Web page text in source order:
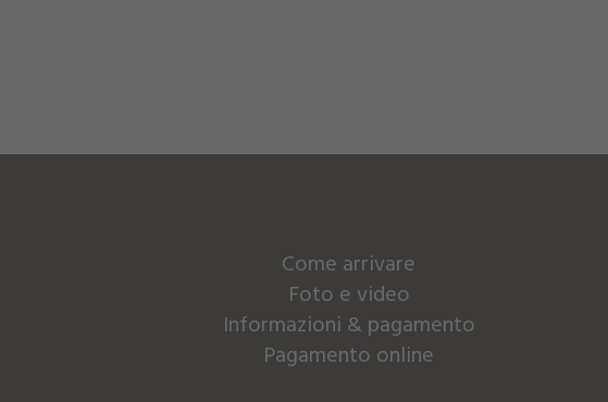
Come arrivare
Foto e video
Informazioni & pagamento
Pagamento online